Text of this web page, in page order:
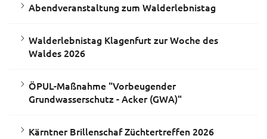
Abendveranstaltung zum Walderlebnistag
Walderlebnistag Klagenfurt zur Woche des
Waldes 2026
ÖPUL-Maßnahme "Vorbeugender
Grundwasserschutz - Acker (GWA)"
Kärntner Brillenschaf Züchtertreffen 2026